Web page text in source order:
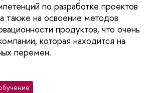
по разработке проектов
также на освоение методов
продуктов, что очень
которая находится на
перемен.